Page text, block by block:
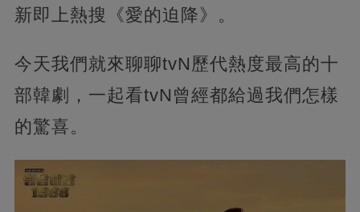
新即上熱搜《愛的迫降》。
今天我們就來聊聊tvN歷代熱度最高的十
部韓劇，一起看tvN曾經都給過我們怎樣
的驚喜。